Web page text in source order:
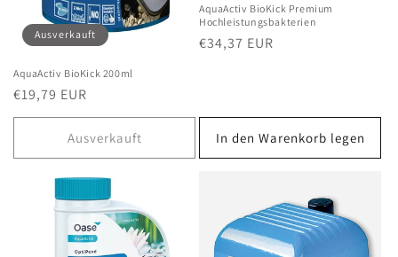
Ausverkauft
AquaActiv BioKick 200ml
Normaler
Preis
€19,79 EUR
Ausverkauft
AquaActiv BioKick Premium
Hochleistungsbakterien
Normaler
€34,37 EUR
In den Warenkorb legen